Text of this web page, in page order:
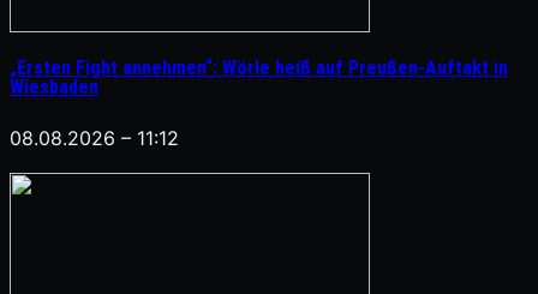
„Ersten Fight annehmen“: Wörle heiß auf Preußen-Auftakt in
Wiesbaden
08.08.2026 – 11:12